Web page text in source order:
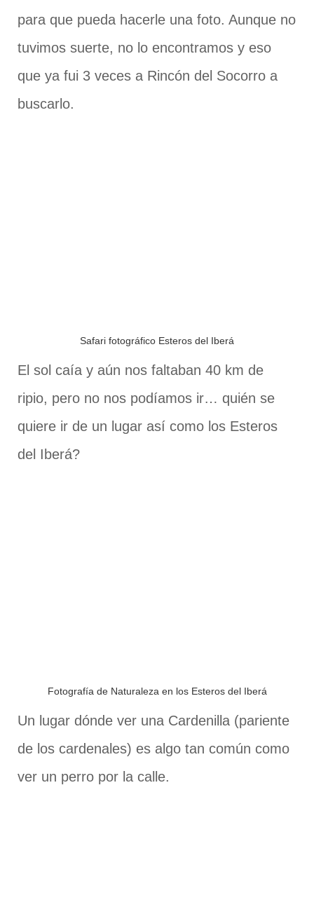
para que pueda hacerle una foto. Aunque no
tuvimos suerte, no lo encontramos y eso
que ya fui 3 veces a Rincón del Socorro a
buscarlo.
Safari fotográfico Esteros del Iberá
El sol caía y aún nos faltaban 40 km de
ripio, pero no nos podíamos ir… quién se
quiere ir de un lugar así como los Esteros
del Iberá?
Fotografía de Naturaleza en los Esteros del Iberá
Un lugar dónde ver una Cardenilla (pariente
de los cardenales) es algo tan común como
ver un perro por la calle.